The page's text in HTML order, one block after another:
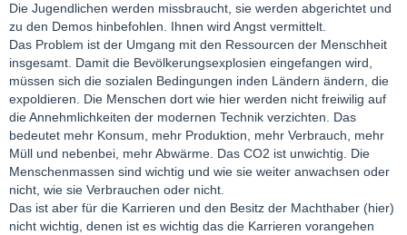
Die Jugendlichen werden missbraucht, sie werden abgerichtet und
zu den Demos hinbefohlen. Ihnen wird Angst vermittelt.
Das Problem ist der Umgang mit den Ressourcen der Menschheit
insgesamt. Damit die Bevölkerungsexplosien eingefangen wird,
müssen sich die sozialen Bedingungen inden Ländern ändern, die
expoldieren. Die Menschen dort wie hier werden nicht freiwilig auf
die Annehmlichkeiten der modernen Technik verzichten. Das
bedeutet mehr Konsum, mehr Produktion, mehr Verbrauch, mehr
Müll und nebenbei, mehr Abwärme. Das CO2 ist unwichtig. Die
Menschenmassen sind wichtig und wie sie weiter anwachsen oder
nicht, wie sie Verbrauchen oder nicht.
Das ist aber für die Karrieren und den Besitz der Machthaber (hier)
nicht wichtig, denen ist es wichtig das die Karrieren vorangehen